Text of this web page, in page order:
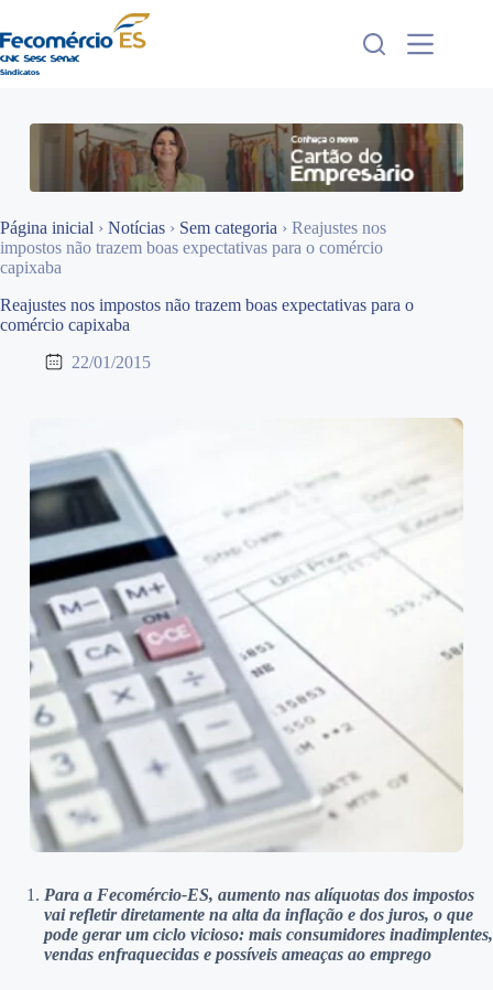
para
o
conteúdo
Página inicial › Notícias › Sem categoria › Reajustes nos
impostos não trazem boas expectativas para o comércio
capixaba
Reajustes nos impostos não trazem boas expectativas para o
comércio capixaba
22/01/2015
Para a Fecomércio-ES, aumento nas alíquotas dos impostos
vai refletir diretamente na alta da inflação e dos juros, o que
pode gerar um ciclo vicioso: mais consumidores inadimplentes,
vendas enfraquecidas e possíveis ameaças ao emprego